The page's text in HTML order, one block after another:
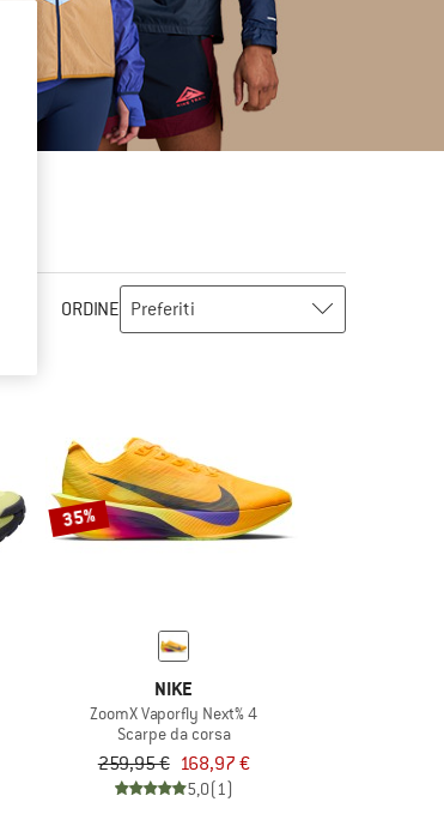
ORDINE
35%
NIKE
ZoomX Vaporfly Next% 4
Scarpe da corsa
259,95 € 168,97 €
5,0(1)